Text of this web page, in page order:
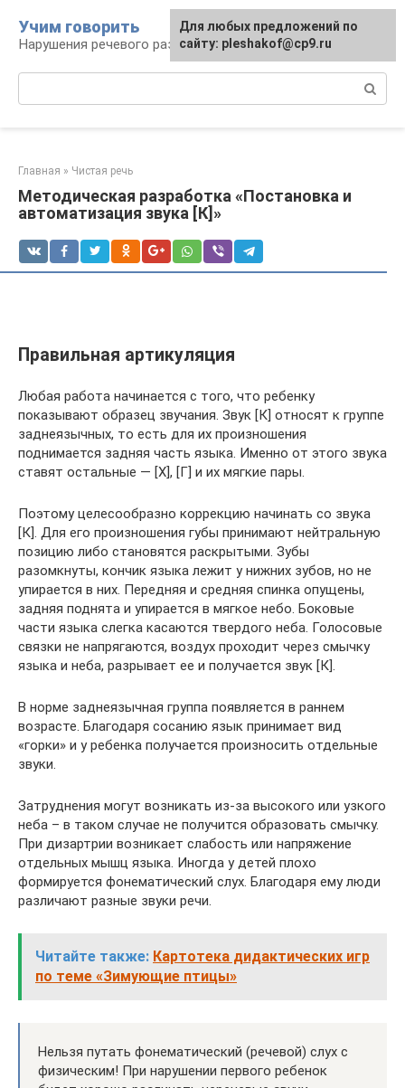
контенту
Учим говорить
Нарушения речевого развития
Главная » Чистая речь
Методическая разработка «Постановка и
автоматизация звука [К]»
Правильная артикуляция
Любая работа начинается с того, что ребенку
показывают образец звучания. Звук [К] относят к группе
заднеязычных, то есть для их произношения
поднимается задняя часть языка. Именно от этого звука
ставят остальные — [Х], [Г] и их мягкие пары.
Поэтому целесообразно коррекцию начинать со звука
[К]. Для его произношения губы принимают нейтральную
позицию либо становятся раскрытыми. Зубы
разомкнуты, кончик языка лежит у нижних зубов, но не
упирается в них. Передняя и средняя спинка опущены,
задняя поднята и упирается в мягкое небо. Боковые
части языка слегка касаются твердого неба. Голосовые
связки не напрягаются, воздух проходит через смычку
языка и неба, разрывает ее и получается звук [К].
В норме заднеязычная группа появляется в раннем
возрасте. Благодаря сосанию язык принимает вид
«горки» и у ребенка получается произносить отдельные
звуки.
Затруднения могут возникать из-за высокого или узкого
неба – в таком случае не получится образовать смычку.
При дизартрии возникает слабость или напряжение
отдельных мышц языка. Иногда у детей плохо
формируется фонематический слух. Благодаря ему люди
различают разные звуки речи.
Читайте также: Картотека дидактических игр
по теме «Зимующие птицы»
Нельзя путать фонематический (речевой) слух с
физическим! При нарушении первого ребенок
Для любых предложений по
сайту: pleshakof@cp9.ru